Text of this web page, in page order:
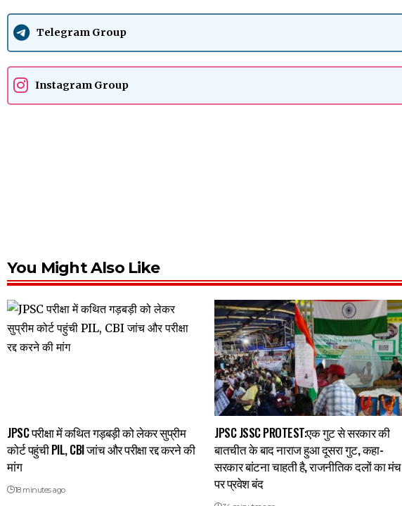
Telegram Group
Instagram Group
You Might Also Like
JPSC परीक्षा में कथित गड़बड़ी को लेकर सुप्रीम
कोर्ट पहुंची PIL, CBI जांच और परीक्षा रद्द करने की
मांग
18 minutes ago
JPSC JSSC PROTEST:एक गुट से सरकार की
बातचीत के बाद नाराज हुआ दूसरा गुट, कहा-
सरकार बांटना चाहती है, राजनीतिक दलों का मंच
पर प्रवेश बंद